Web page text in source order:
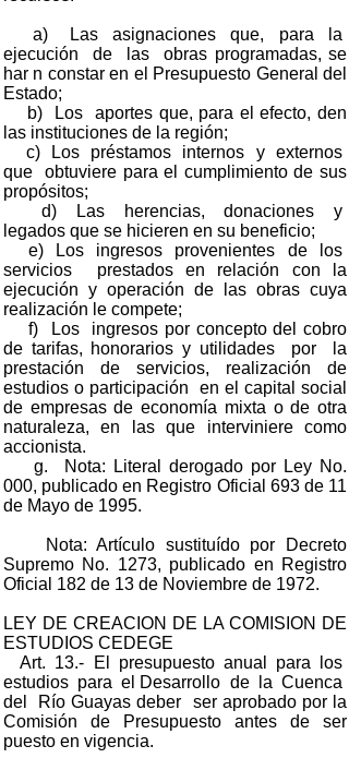
a) Las asignaciones que, para la
ejecución de las obras programadas, se
har n constar en el Presupuesto General del
Estado;
b) Los aportes que, para el efecto, den
las instituciones de la región;
c) Los préstamos internos y externos
que obtuviere para el cumplimiento de sus
propósitos;
d) Las herencias, donaciones y
legados que se hicieren en su beneficio;
e) Los ingresos provenientes de los
servicios prestados en relación con la
ejecución y operación de las obras cuya
realización le compete;
f) Los ingresos por concepto del cobro
de tarifas, honorarios y utilidades por la
prestación de servicios, realización de
estudios o participación en el capital social
de empresas de economía mixta o de otra
naturaleza, en las que interviniere como
accionista.
g. Nota: Literal derogado por Ley No.
000, publicado en Registro Oficial 693 de 11
de Mayo de 1995.
Nota: Artículo sustituído por Decreto
Supremo No. 1273, publicado en Registro
Oficial 182 de 13 de Noviembre de 1972.
LEY DE CREACION DE LA COMISION DE
ESTUDIOS CEDEGE
Art. 13.- El presupuesto anual para los
estudios para el Desarrollo de la Cuenca
del Río Guayas deber ser aprobado por la
Comisión de Presupuesto antes de ser
puesto en vigencia.